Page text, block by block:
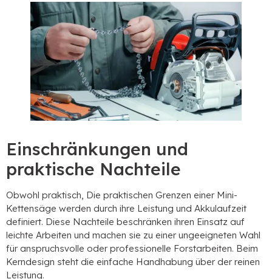
Einschränkungen und
praktische Nachteile
Obwohl praktisch, Die praktischen Grenzen einer Mini-
Kettensäge werden durch ihre Leistung und Akkulaufzeit
definiert. Diese Nachteile beschränken ihren Einsatz auf
leichte Arbeiten und machen sie zu einer ungeeigneten Wahl
für anspruchsvolle oder professionelle Forstarbeiten. Beim
Kerndesign steht die einfache Handhabung über der reinen
Leistung.